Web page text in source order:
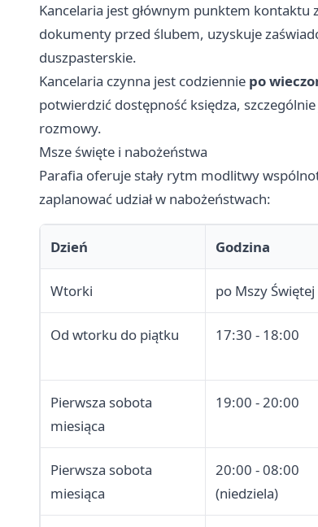
Kancelaria jest głównym punktem kontaktu
dokumenty przed ślubem, uzyskuje
duszpasterskie.
Kancelaria czynna jest codziennie po
potwierdzić dostępność księdza,
rozmowy.
Msze święte i nabożeństwa
Parafia oferuje stały rytm modlitwy
zaplanować udział w nabożeństwach:
Dzień Godzina
Wtorki po Mszy Świętej
Od wtorku do piątku 17:30 - 18:00
Pierwsza sobota
miesiąca
19:00 - 20:00
Pierwsza sobota
miesiąca
20:00 - 08:00
(niedziela)